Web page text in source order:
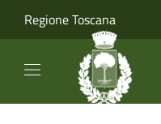
Regione Toscana